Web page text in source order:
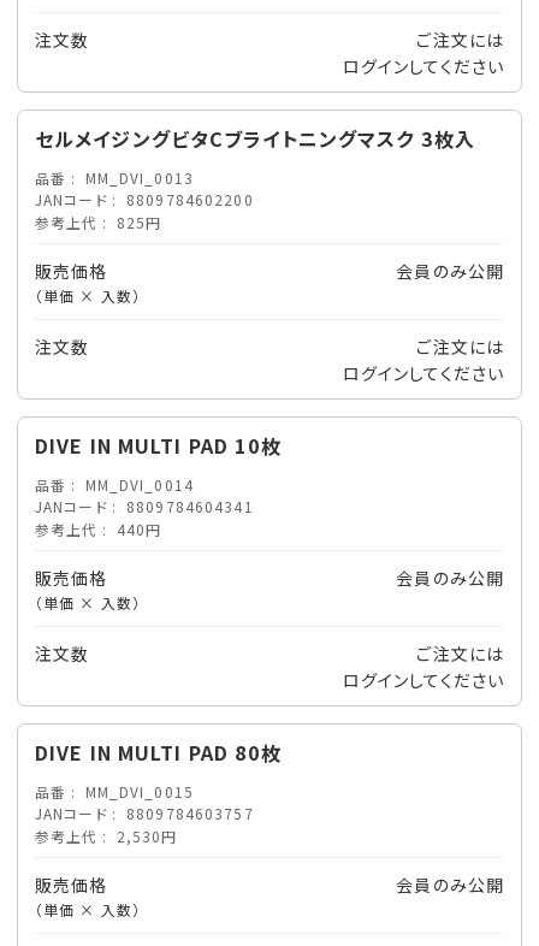
注文数
ご注文には
ログインしてください
セルメイジングビタCブライトニングマスク 3枚入
品番
MM_DVI_0013
JANコード
8809784602200
参考上代
825円
販売価格
（単価 × 入数）
会員のみ公開
注文数
ご注文には
ログインしてください
DIVE IN MULTI PAD 10枚
品番
MM_DVI_0014
JANコード
8809784604341
参考上代
440円
販売価格
（単価 × 入数）
会員のみ公開
注文数
ご注文には
ログインしてください
DIVE IN MULTI PAD 80枚
品番
MM_DVI_0015
JANコード
8809784603757
参考上代
2,530円
販売価格
（単価 × 入数）
会員のみ公開